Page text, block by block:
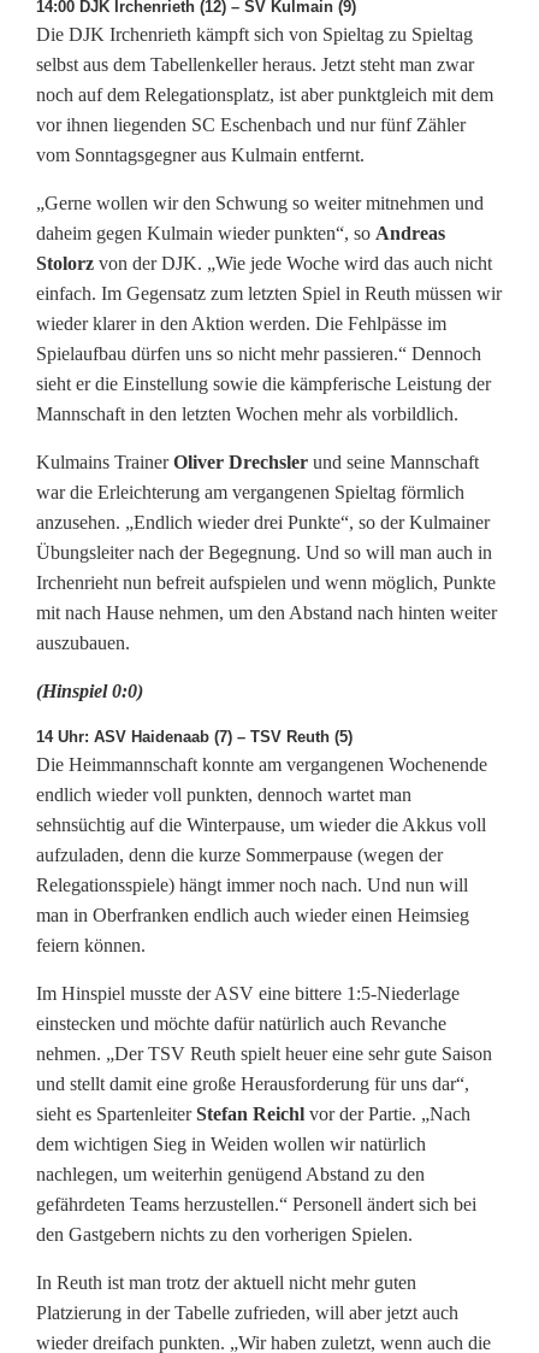
14:00 DJK Irchenrieth (12) – SV Kulmain (9)
Die DJK Irchenrieth kämpft sich von Spieltag zu Spieltag
selbst aus dem Tabellenkeller heraus. Jetzt steht man zwar
noch auf dem Relegationsplatz, ist aber punktgleich mit dem
vor ihnen liegenden SC Eschenbach und nur fünf Zähler
vom Sonntagsgegner aus Kulmain entfernt.
„Gerne wollen wir den Schwung so weiter mitnehmen und
daheim gegen Kulmain wieder punkten“, so Andreas
Stolorz von der DJK. „Wie jede Woche wird das auch nicht
einfach. Im Gegensatz zum letzten Spiel in Reuth müssen wir
wieder klarer in den Aktion werden. Die Fehlpässe im
Spielaufbau dürfen uns so nicht mehr passieren.“ Dennoch
sieht er die Einstellung sowie die kämpferische Leistung der
Mannschaft in den letzten Wochen mehr als vorbildlich.
Kulmains TrainerOliver Drechsler und seine Mannschaft
war die Erleichterung am vergangenen Spieltag förmlich
anzusehen. „Endlich wieder drei Punkte“, so der Kulmainer
Übungsleiter nach der Begegnung. Und so will man auch in
Irchenrieht nun befreit aufspielen und wenn möglich, Punkte
mit nach Hause nehmen, um den Abstand nach hinten weiter
auszubauen.
(Hinspiel 0:0)
14 Uhr: ASV Haidenaab (7) – TSV Reuth (5)
Die Heimmannschaft konnte am vergangenen Wochenende
endlich wieder voll punkten, dennoch wartet man
sehnsüchtig auf die Winterpause, um wieder die Akkus voll
aufzuladen, denn die kurze Sommerpause (wegen der
Relegationsspiele) hängt immer noch nach. Und nun will
man in Oberfranken endlich auch wieder einen Heimsieg
feiern können.
Im Hinspiel musste der ASV eine bittere 1:5-Niederlage
einstecken und möchte dafür natürlich auch Revanche
nehmen. „Der TSV Reuth spielt heuer eine sehr gute Saison
und stellt damit eine große Herausforderung für uns dar“,
sieht es SpartenleiterStefan Reichl vor der Partie. „Nach
dem wichtigen Sieg in Weiden wollen wir natürlich
nachlegen, um weiterhin genügend Abstand zu den
gefährdeten Teams herzustellen.“ Personell ändert sich bei
den Gastgebern nichts zu den vorherigen Spielen.
In Reuth ist man trotz der aktuell nicht mehr guten
Platzierung in der Tabelle zufrieden, will aber jetzt auch
wieder dreifach punkten. „Wir haben zuletzt, wenn auch die